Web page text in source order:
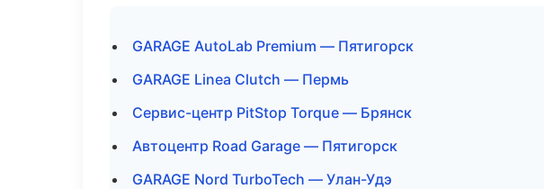
GARAGE AutoLab Premium — Пятигорск
GARAGE Linea Clutch — Пермь
Сервис-центр PitStop Torque — Брянск
Автоцентр Road Garage — Пятигорск
GARAGE Nord TurboTech — Улан-Удэ